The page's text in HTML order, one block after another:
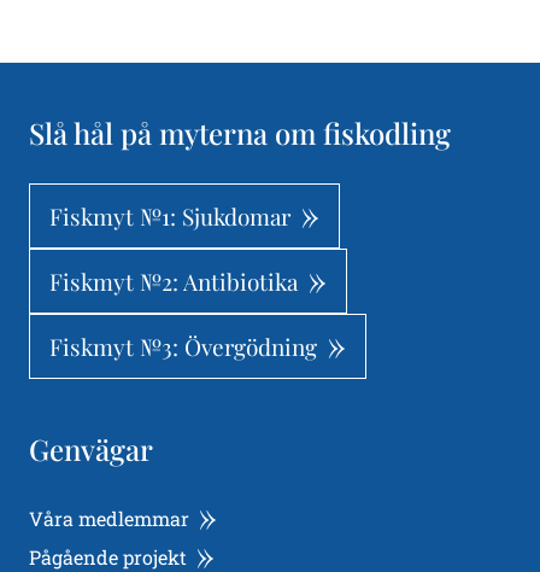
Slå hål på myterna om fiskodling
Fiskmyt №1: Sjukdomar
Fiskmyt №2: Antibiotika
Fiskmyt №3: Övergödning
Genvägar
Våra medlemmar
Pågående projekt